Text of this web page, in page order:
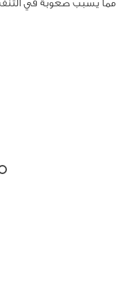
مما يسبب صعوبة في